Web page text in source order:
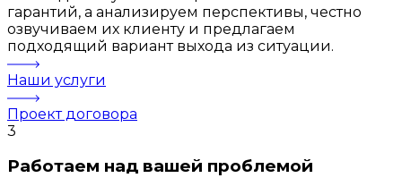
гарантий, а анализируем перспективы, честно
озвучиваем их клиенту и предлагаем
подходящий вариант выхода из ситуации.
Наши услуги
Проект договора
3
Работаем над вашей проблемой